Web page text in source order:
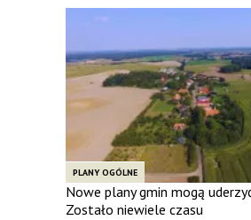
PLANY OGÓLNE
Nowe plany gmin mogą
Zostało niewiele czasu